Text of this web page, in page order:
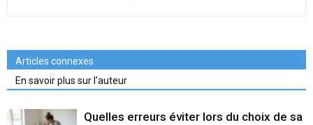
Articles connexes
En savoir plus sur l'auteur
Quelles erreurs éviter lors du choix de sa